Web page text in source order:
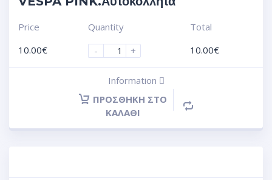
Price
10.00€
Quantity
-
+
Total
10.00€
Information
ΠΡΟΣΘΉΚΗ ΣΤΟ
ΚΑΛΆΘΙ